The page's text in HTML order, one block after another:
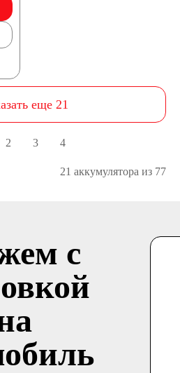
еще 21
2 3 4
21 аккумулятора из 77
с